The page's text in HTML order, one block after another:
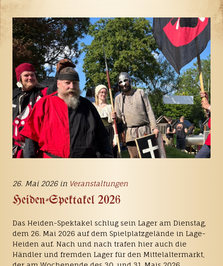
26. Mai 2026 in Veranstaltungen
Heiden-Spektakel 2026
Das Heiden-Spektakel schlug sein Lager am Dienstag,
dem 26. Mai 2026 auf dem Spielplatzgelände in Lage-
Heiden auf. Nach und nach trafen hier auch die
Händler und fremden Lager für den Mittelaltermarkt,